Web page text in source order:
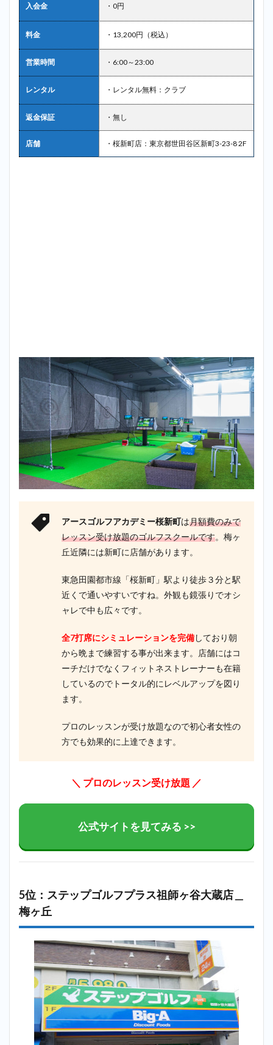
入会金 ・0円
料金 ・13,200円（税込）
営業時間 ・6:00～23:00
レンタル ・レンタル無料：クラブ
返金保証 ・無し
店舗 ・桜新町店：東京都世田谷区新町3-23-8 2F
アースゴルフアカデミー桜新町は月額費のみで
レッスン受け放題のゴルフスクールです。梅ヶ
丘近隣には新町に店舗があります。
東急田園都市線「桜新町」駅より徒歩３分と駅
近くで通いやすいですね。外観も鏡張りでオシ
ャレで中も広々です。
全7打席にシミュレーションを完備しており朝
から晩まで練習する事が出来ます。店舗にはコ
ーチだけでなくフィットネストレーナーも在籍
しているのでトータル的にレベルアップを図り
ます。
プロのレッスンが受け放題なので初心者女性の
方でも効果的に上達できます。
＼ プロのレッスン受け放題 ／
公式サイトを見てみる >>
5位：ステップゴルフプラス祖師ヶ谷大蔵店＿
梅ヶ丘